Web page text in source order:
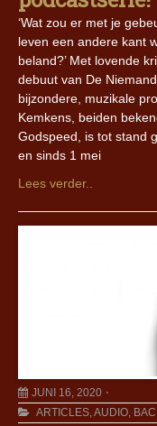
‘Wat zou er met je
leven een andere kant
beland?’ Met lovende
debuut van De
bijzondere, muzikale
Kemkens, beiden
Godspeed, is tot stand
en sinds 1 mei
Lees verder..
JUNI 16, 2020
ARTICLES,AUDIO,